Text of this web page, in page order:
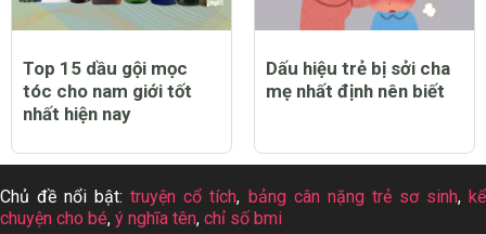
Top 15 dầu gội mọc
tóc cho nam giới tốt
nhất hiện nay
Dấu hiệu trẻ bị sởi cha
mẹ nhất định nên biết
Chủ đề nổi bật:truyện cổ tích, bảng cân nặng trẻ sơ sinh, kể
chuyện cho bé, ý nghĩa tên, chỉ số bmi